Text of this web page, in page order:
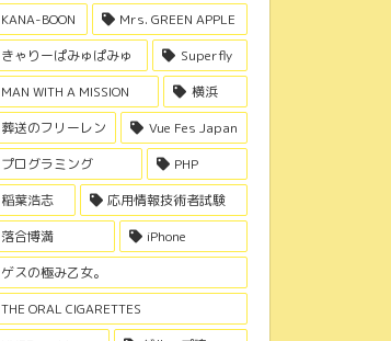
KANA-BOON
Mrs. GREEN APPLE
きゃりーぱみゅぱみゅ
Superfly
MAN WITH A MISSION
横浜
葬送のフリーレン
Vue Fes Japan
プログラミング
PHP
稲葉浩志
応用情報技術者試験
落合博満
iPhone
ゲスの極み乙女。
THE ORAL CIGARETTES